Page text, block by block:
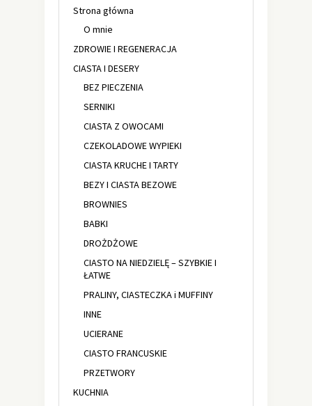
Strona główna
O mnie
ZDROWIE I REGENERACJA
CIASTA I DESERY
BEZ PIECZENIA
SERNIKI
CIASTA Z OWOCAMI
CZEKOLADOWE WYPIEKI
CIASTA KRUCHE I TARTY
BEZY I CIASTA BEZOWE
BROWNIES
BABKI
DROŻDŻOWE
CIASTO NA NIEDZIELĘ – SZYBKIE I
ŁATWE
PRALINY, CIASTECZKA i MUFFINY
INNE
UCIERANE
CIASTO FRANCUSKIE
PRZETWORY
KUCHNIA